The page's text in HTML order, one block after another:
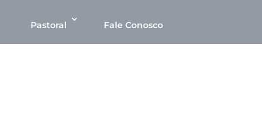
Pastoral Fale Conosco